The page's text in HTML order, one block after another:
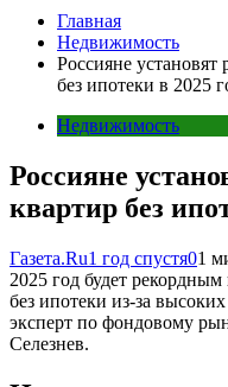
Главная
Недвижимость
Россияне установят
без ипотеки в 2025
Недвижимость
Россияне
квартир без
Газета.Ru1 год спустя01
2025 год будет
без ипотеки из-за
эксперт по фондовому
Селезнев.